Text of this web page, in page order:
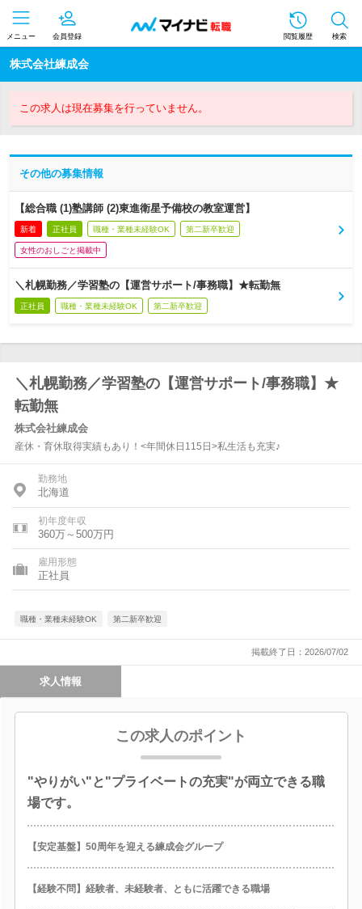
メニュー 会員登録 閲覧履歴 検索
株式会社練成会
この求人は現在募集を行っていません。
その他の募集情報
【総合職 (1)塾講師 (2)東進衛星予備校の教室運営】
新着 正社員 職種・業種未経験OK 第二新卒歓迎
女性のおしごと掲載中
＼札幌勤務／学習塾の【運営サポート/事務職】★転勤無
正社員 職種・業種未経験OK 第二新卒歓迎
＼札幌勤務／学習塾の【運営サポート/事務職】★
転勤無
株式会社練成会
産休・育休取得実績もあり！<年間休日115日>私生活も充実♪
勤務地
北海道
初年度年収
360万～500万円
雇用形態
正社員
職種・業種未経験OK 第二新卒歓迎
掲載終了日：2026/07/02
求人情報
この求人のポイント
"やりがい"と"プライベートの充実"が両立できる職
場です。
【安定基盤】50周年を迎える練成会グループ
【経験不問】経験者、未経験者、ともに活躍できる職場